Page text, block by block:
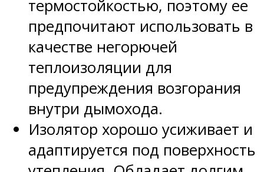
термостойкостью, поэтому ее
предпочитают использовать в
качестве негорючей
теплоизоляции для
предупреждения возгорания
внутри дымохода.
Изолятор хорошо усиживает и
адаптируется под поверхность